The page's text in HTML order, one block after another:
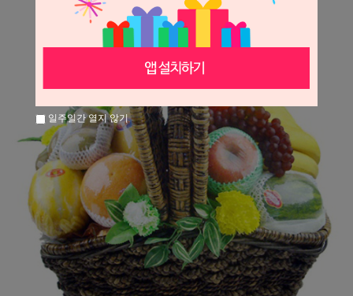
일주일간 열지 않기